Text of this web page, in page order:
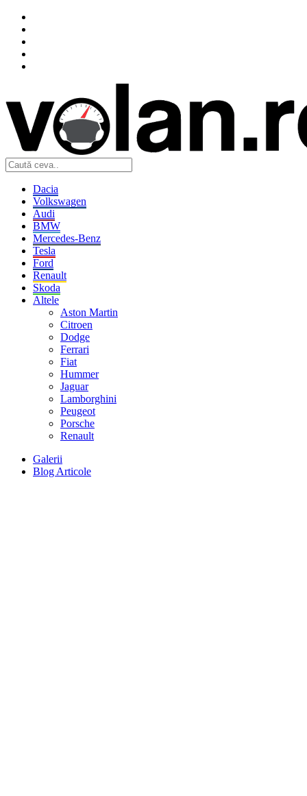
Dacia
Volkswagen
Audi
BMW
Mercedes-Benz
Tesla
Ford
Renault
Skoda
Altele
Aston Martin
Citroen
Dodge
Ferrari
Fiat
Hummer
Jaguar
Lamborghini
Peugeot
Porsche
Renault
Galerii
Blog Articole